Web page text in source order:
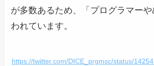
が多数あるため、「プログラマー
われています。
https://twitter.com/DICE_prgmsc/status/